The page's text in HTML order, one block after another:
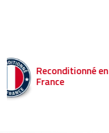
Garantie 2 ans